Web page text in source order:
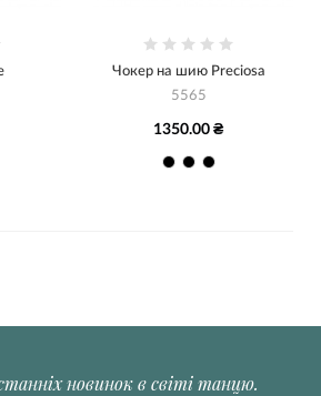
Чокер на шию Preciosa
5565
1350.00 ₴
новинок в світі танцю.